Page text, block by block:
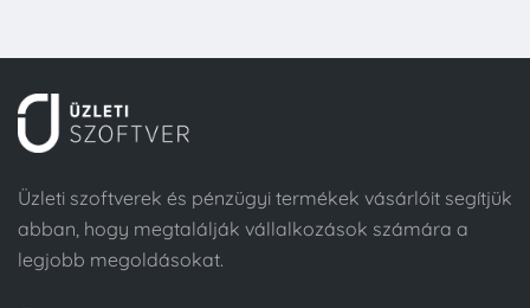
Üzleti szoftverek és pénzügyi termékek vásárlóit segítjük
abban, hogy megtalálják vállalkozások számára a
legjobb megoldásokat.